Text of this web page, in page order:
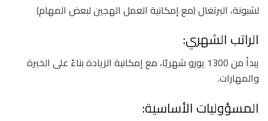
لشبونة، البرتغال (مع إمكانية العمل الهجين لبعض المهام)
الراتب الشهري:
يبدأ من 1300 يورو شهريًا، مع إمكانية الزيادة بناءً على الخبرة
والمهارات.
المسؤوليات الأساسية: